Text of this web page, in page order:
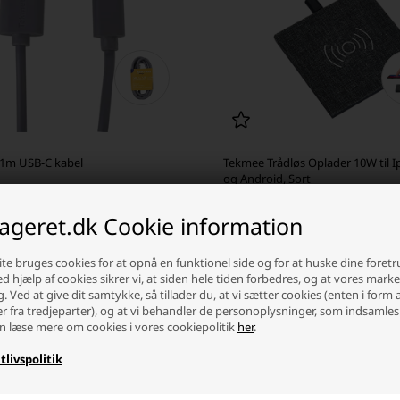
Cookie information
bruges cookies for at opnå en funktionel side og for at huske dine
hjælp af cookies sikrer vi, at siden hele tiden forbedres, og at vores
Ved at give dit samtykke, så tillader du, at vi sætter cookies (enten i form
fra tredjeparter), og at vi behandler de personoplysninger, som
læse mere om cookies i vores cookiepolitik her.
USB-C kabel
-Afsendesi dag
+
Tekmee Trådløs Oplader 10W til
og Android, Sort
På lager-Afsendes
- +